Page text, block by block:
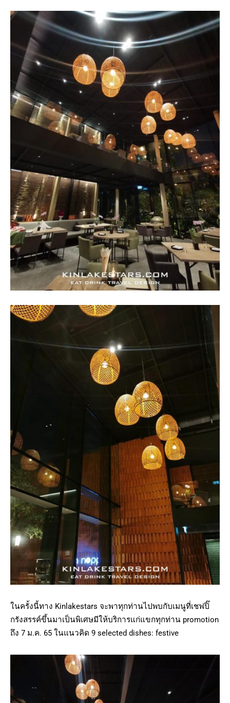
ในครั้งนี้ทาง Kinlakestars จะพาทุกท่านไปพบกับเมนูที่เชฟปิ๊
กรังสรรค์ขึ้นมาเป็นพิเศษมีให้บริการแก่แขกทุกท่าน promotion
ถึง 7 ม.ค. 65 ในแนวคิด 9 selected dishes: festive